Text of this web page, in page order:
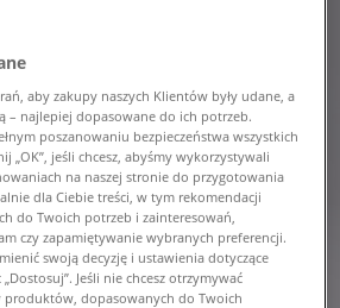
aby zakupy naszych Klientów były udane, a
– najlepiej dopasowane do ich potrzeb.
poszanowaniu bezpieczeństwa wszystkich
„OK”, jeśli chcesz, abyśmy wykorzystywali
na naszej stronie do przygotowania
dla Ciebie treści, w tym rekomendacji
do Twoich potrzeb i zainteresowań,
czy zapamiętywanie wybranych preferencji.
swoją decyzję i ustawienia dotyczące
Jeśli nie chcesz otrzymywać
dopasowanych do Twoich